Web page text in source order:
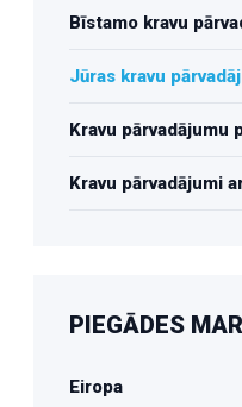
Bīstamo kravu
Jūras kravu
Kravu pārvadājumu
Kravu pārvadājumi
PIEGĀDES
Eiropa